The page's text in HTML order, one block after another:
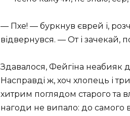
— Пхе! — буркнув єврей і,
відвернувся. — От і зачекай,
Здавалося, Фейгіна неабияк
Насправді ж, хоч хлопець і
хитрим поглядом старого та
нагоди не випало: до самого